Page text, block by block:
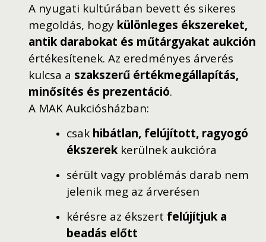
A nyugati kultúrában bevett és sikeres
megoldás, hogy különleges ékszereket,
antik darabokat és műtárgyakat aukción
értékesítenek. Az eredményes árverés
kulcsa a szakszerű értékmegállapítás,
minősítés és prezentáció.
A MAK Aukciósházban:
csak hibátlan, felújított, ragyogó
ékszerek kerülnek aukcióra
sérült vagy problémás darab nem
jelenik meg az árverésen
kérésre az ékszert felújítjuk a
beadás előtt